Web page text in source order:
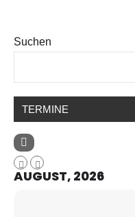
Suchen
TERMINE
AUGUST, 2026